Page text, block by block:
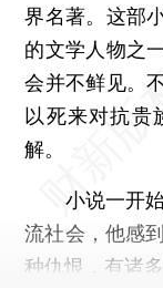
界名著。这部
的文学人物之
会并不鲜见。
以死来对抗贵
解。
小说一开始
流社会，他感
种仇恨，有诸多